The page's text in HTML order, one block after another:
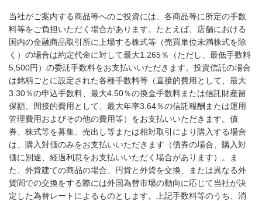
当社がご案内する商品等へのご投資には、各商品等に所定の手数
料等をご負担いただく場合があります。たとえば、店舗における
国内の金融商品取引所に上場する株式等（売買単位未満株式を除
く）の場合は約定代金に対して最大1.265％（ただし、最低手数料
5,500円）の委託手数料をお支払いいただきます。投資信託の場合
は銘柄ごとに設定された各種手数料等（直接的費用として、最大
3.30％の申込手数料、最大4.50％の換金手数料または信託財産留
保額、間接的費用として、最大年率3.64％の信託報酬または運用
管理費用およびその他の費用等）をお支払いいただきます。債
券、株式等を募集、売出し等または相対取引により購入する場合
は、購入対価のみをお支払いいただきます（債券の場合、購入対
価に別途、経過利息をお支払いいただく場合があります）。ま
た、外貨建ての商品の場合、円貨と外貨を交換、または異なる外
貨間での交換をする際には外国為替市場の動向に応じて当社が決
定した為替レートによるものとします。上記手数料等のうち、消